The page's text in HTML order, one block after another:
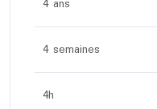
4 ans
4 semaines
4h